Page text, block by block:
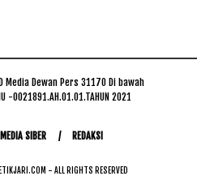
Media Dewan Pers 31170 Di bawah
-0021891.AH.01.01.TAHUN 2021
SIBER REDAKSI
- ALL RIGHTS RESERVED